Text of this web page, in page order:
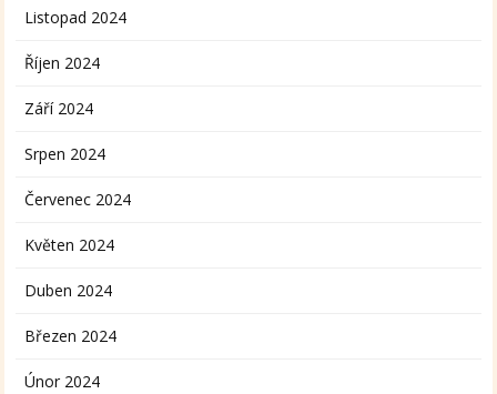
Listopad 2024
Říjen 2024
Září 2024
Srpen 2024
Červenec 2024
Květen 2024
Duben 2024
Březen 2024
Únor 2024